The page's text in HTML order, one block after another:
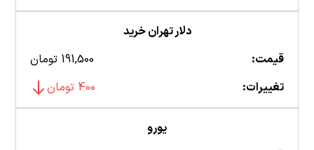
دلار تهران خرید
قیمت:
191,500 تومان
تغییرات:
400 تومان
یورو